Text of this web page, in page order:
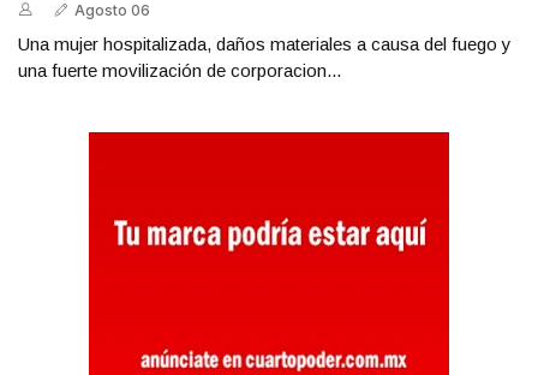
Agosto 06
Una mujer hospitalizada, daños materiales a causa del fuego y
una fuerte movilización de corporacion...